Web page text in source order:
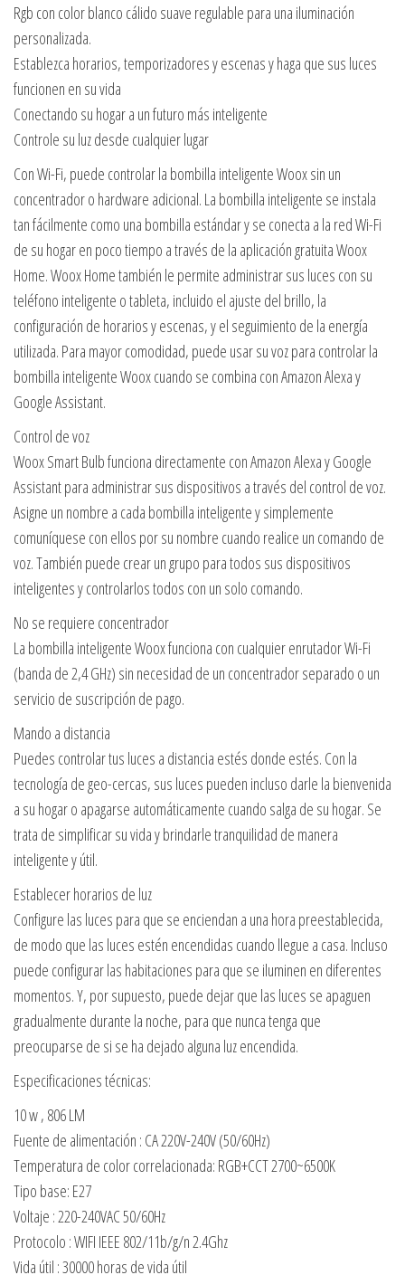
Rgb con color blanco cálido suave regulable para una iluminación
personalizada.
Establezca horarios, temporizadores y escenas y haga que sus luces
funcionen en su vida
Conectando su hogar a un futuro más inteligente
Controle su luz desde cualquier lugar
Con Wi-Fi, puede controlar la bombilla inteligente Woox sin un
concentrador o hardware adicional. La bombilla inteligente se instala
tan fácilmente como una bombilla estándar y se conecta a la red Wi-Fi
de su hogar en poco tiempo a través de la aplicación gratuita Woox
Home. Woox Home también le permite administrar sus luces con su
teléfono inteligente o tableta, incluido el ajuste del brillo, la
configuración de horarios y escenas, y el seguimiento de la energía
utilizada. Para mayor comodidad, puede usar su voz para controlar la
bombilla inteligente Woox cuando se combina con Amazon Alexa y
Google Assistant.
Control de voz
Woox Smart Bulb funciona directamente con Amazon Alexa y Google
Assistant para administrar sus dispositivos a través del control de voz.
Asigne un nombre a cada bombilla inteligente y simplemente
comuníquese con ellos por su nombre cuando realice un comando de
voz. También puede crear un grupo para todos sus dispositivos
inteligentes y controlarlos todos con un solo comando.
No se requiere concentrador
La bombilla inteligente Woox funciona con cualquier enrutador Wi-Fi
(banda de 2,4 GHz) sin necesidad de un concentrador separado o un
servicio de suscripción de pago.
Mando a distancia
Puedes controlar tus luces a distancia estés donde estés. Con la
tecnología de geo-cercas, sus luces pueden incluso darle la bienvenida
a su hogar o apagarse automáticamente cuando salga de su hogar. Se
trata de simplificar su vida y brindarle tranquilidad de manera
inteligente y útil.
Establecer horarios de luz
Configure las luces para que se enciendan a una hora preestablecida,
de modo que las luces estén encendidas cuando llegue a casa. Incluso
puede configurar las habitaciones para que se iluminen en diferentes
momentos. Y, por supuesto, puede dejar que las luces se apaguen
gradualmente durante la noche, para que nunca tenga que
preocuparse de si se ha dejado alguna luz encendida.
Especificaciones técnicas:
10 w , 806 LM
Fuente de alimentación : CA 220V-240V (50/60Hz)
Temperatura de color correlacionada: RGB+CCT 2700~6500K
Tipo base: E27
Voltaje : 220-240VAC 50/60Hz
Protocolo : WIFI IEEE 802/11b/g/n 2.4Ghz
Vida útil : 30000 horas de vida útil